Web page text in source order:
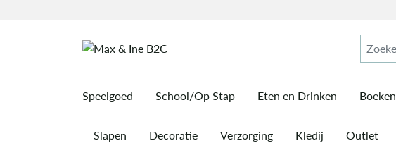
Speelgoed School/Op Stap Eten en Drinken Boeken
Slapen Decoratie Verzorging Kledij Outlet